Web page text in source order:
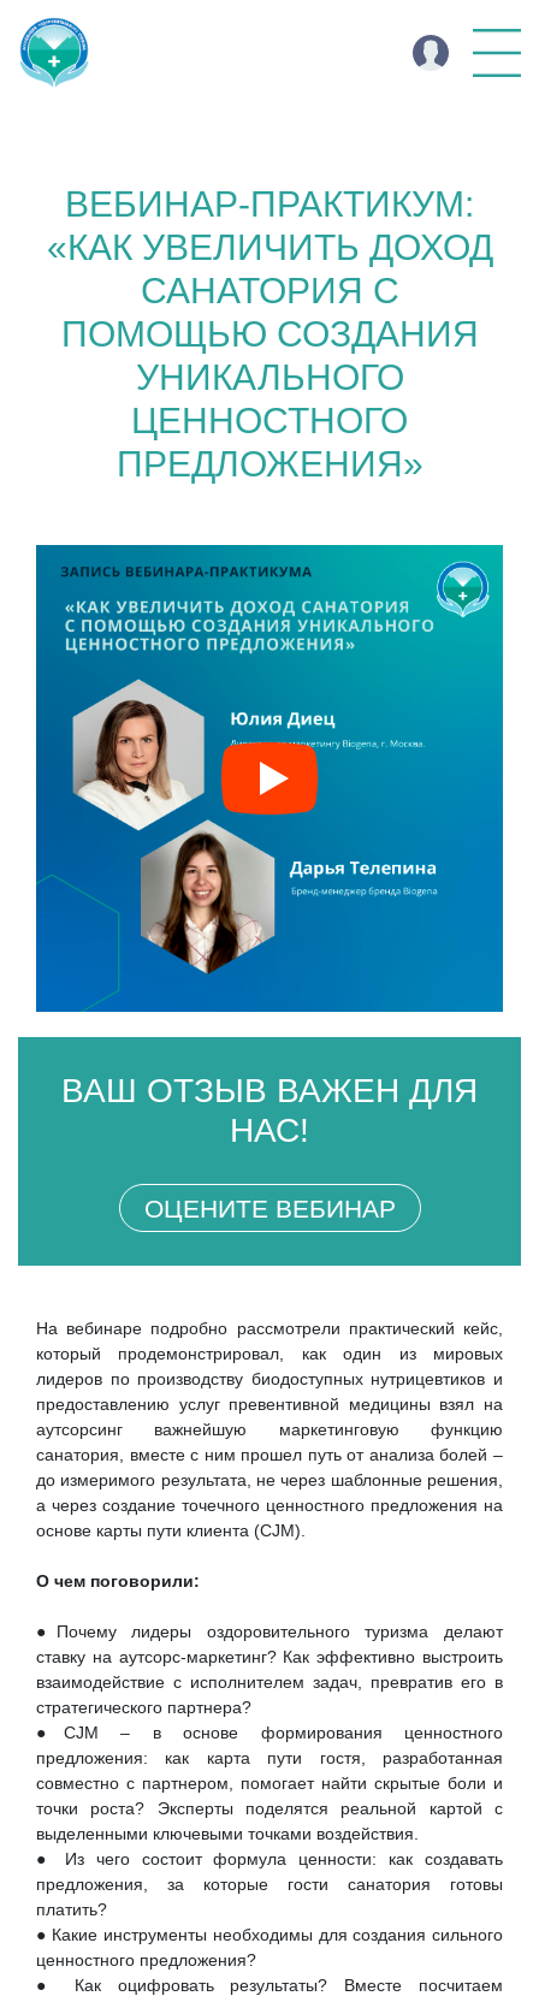
ВЕБИНАР-ПРАКТИКУМ:
«КАК УВЕЛИЧИТЬ ДОХОД
САНАТОРИЯ С
ПОМОЩЬЮ СОЗДАНИЯ
УНИКАЛЬНОГО
ЦЕННОСТНОГО
ПРЕДЛОЖЕНИЯ»
ВАШ ОТЗЫВ ВАЖЕН ДЛЯ
НАС!
ОЦЕНИТЕ ВЕБИНАР
На вебинаре подробно рассмотрели практический кейс,
который продемонстрировал, как один из мировых
лидеров по производству биодоступных нутрицевтиков и
предоставлению услуг превентивной медицины взял на
аутсорсинг важнейшую маркетинговую функцию
санатория, вместе с ним прошел путь от анализа болей –
до измеримого результата, не через шаблонные решения,
а через создание точечного ценностного предложения на
основе карты пути клиента (CJM).
О чем поговорили:
●Почему лидеры оздоровительного туризма делают
ставку на аутсорс-маркетинг? Как эффективно выстроить
взаимодействие с исполнителем задач, превратив его в
стратегического партнера?
●CJM – в основе формирования ценностного
предложения: как карта пути гостя, разработанная
совместно с партнером, помогает найти скрытые боли и
точки роста? Эксперты поделятся реальной картой с
выделенными ключевыми точками воздействия.
● Из чего состоит формула ценности: как создавать
предложения, за которые гости санатория готовы
платить?
● Какие инструменты необходимы для создания сильного
ценностного предложения?
● Как оцифровать результаты? Вместе посчитаем